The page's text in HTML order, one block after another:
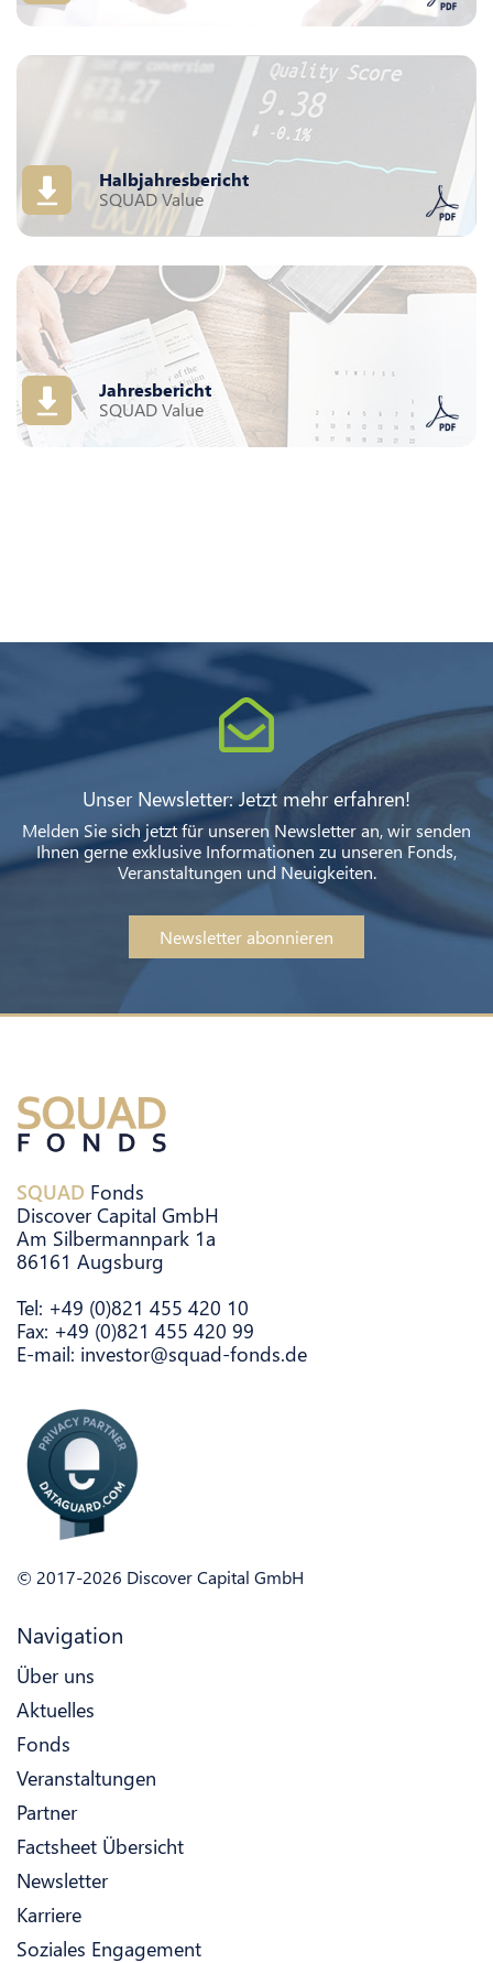
Halbjahresbericht
SQUAD Value
Jahresbericht
SQUAD Value
Unser Newsletter: Jetzt mehr erfahren!
Melden Sie sich jetzt für unseren Newsletter an, wir senden
Ihnen gerne exklusive Informationen zu unseren Fonds,
Veranstaltungen und Neuigkeiten.
Newsletter abonnieren
SQUAD Fonds
Discover Capital GmbH
Am Silbermannpark 1a
86161 Augsburg
Tel: +49 (0)821 455 420 10
Fax: +49 (0)821 455 420 99
E-mail: investor@squad-fonds.de
© 2017-2026 Discover Capital GmbH
Navigation
Über uns
Aktuelles
Fonds
Veranstaltungen
Partner
Factsheet Übersicht
Newsletter
Karriere
Soziales Engagement